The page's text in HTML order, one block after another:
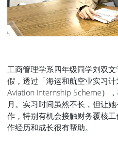
工商管理学系四年级同学刘双
假，透过「海运和航空业实习
Aviation Internship Scheme）
月。实习时间虽然不长，但让
作，特别有机会接触财务覆核
作经历和成长很有帮助。